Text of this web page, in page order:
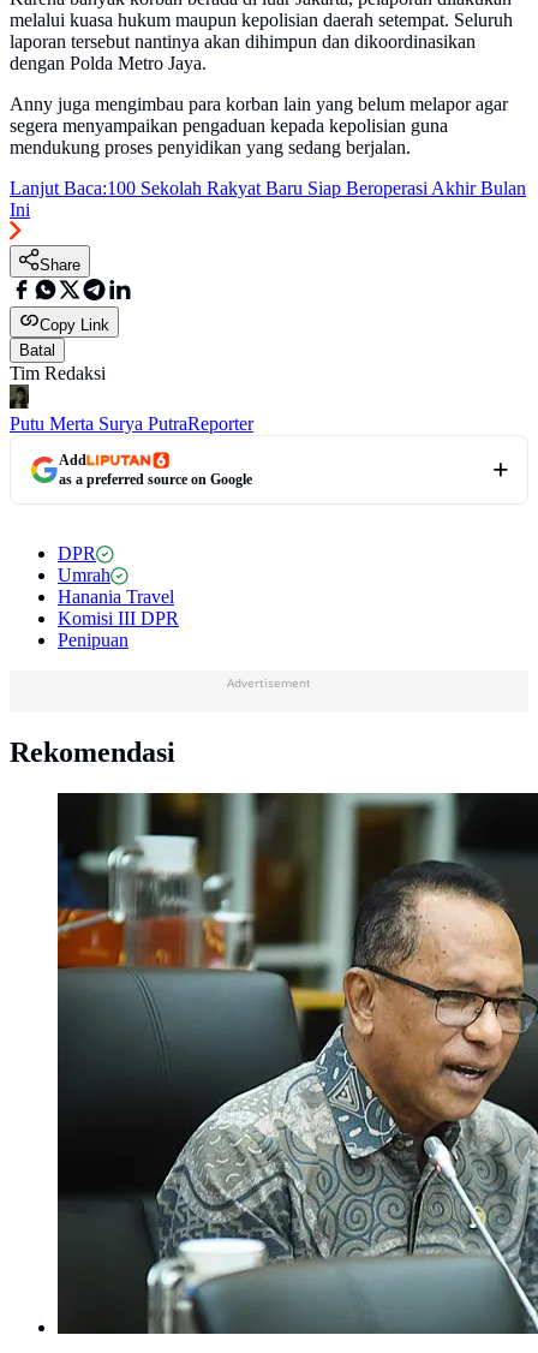
melalui kuasa hukum maupun kepolisian daerah setempat. Seluruh
laporan tersebut nantinya akan dihimpun dan dikoordinasikan
dengan Polda Metro Jaya.
Anny juga mengimbau para korban lain yang belum melapor agar
segera menyampaikan pengaduan kepada kepolisian guna
mendukung proses penyidikan yang sedang berjalan.
Lanjut Baca:100 Sekolah Rakyat Baru Siap Beroperasi Akhir Bulan
Ini
Share
Copy Link
Batal
Tim Redaksi
Putu Merta Surya PutraReporter
Add
as a preferred source on Google
DPR
Umrah
Hanania Travel
Komisi III DPR
Penipuan
Advertisement
Rekomendasi